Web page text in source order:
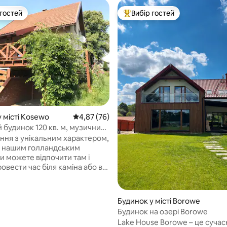
відгуки: 67
гостей
Kosewo Середня оцінка: 4,87 з 5, відгуки: 76
4,87 (76)
будинок 120 кв. м, музичний
камін
з унікальним характером,
нашим голландським
час біля каміна або в
Топ вибір гостей
Вибір гостей
Будинок у місті Borowe
Будинок на озері Borowe
Lake House Borowe – це